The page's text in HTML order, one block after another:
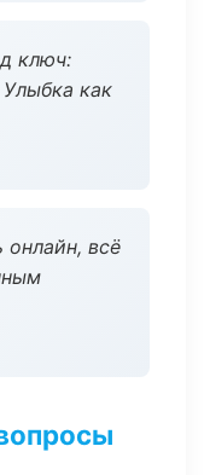
ключ:
как
онлайн, всё